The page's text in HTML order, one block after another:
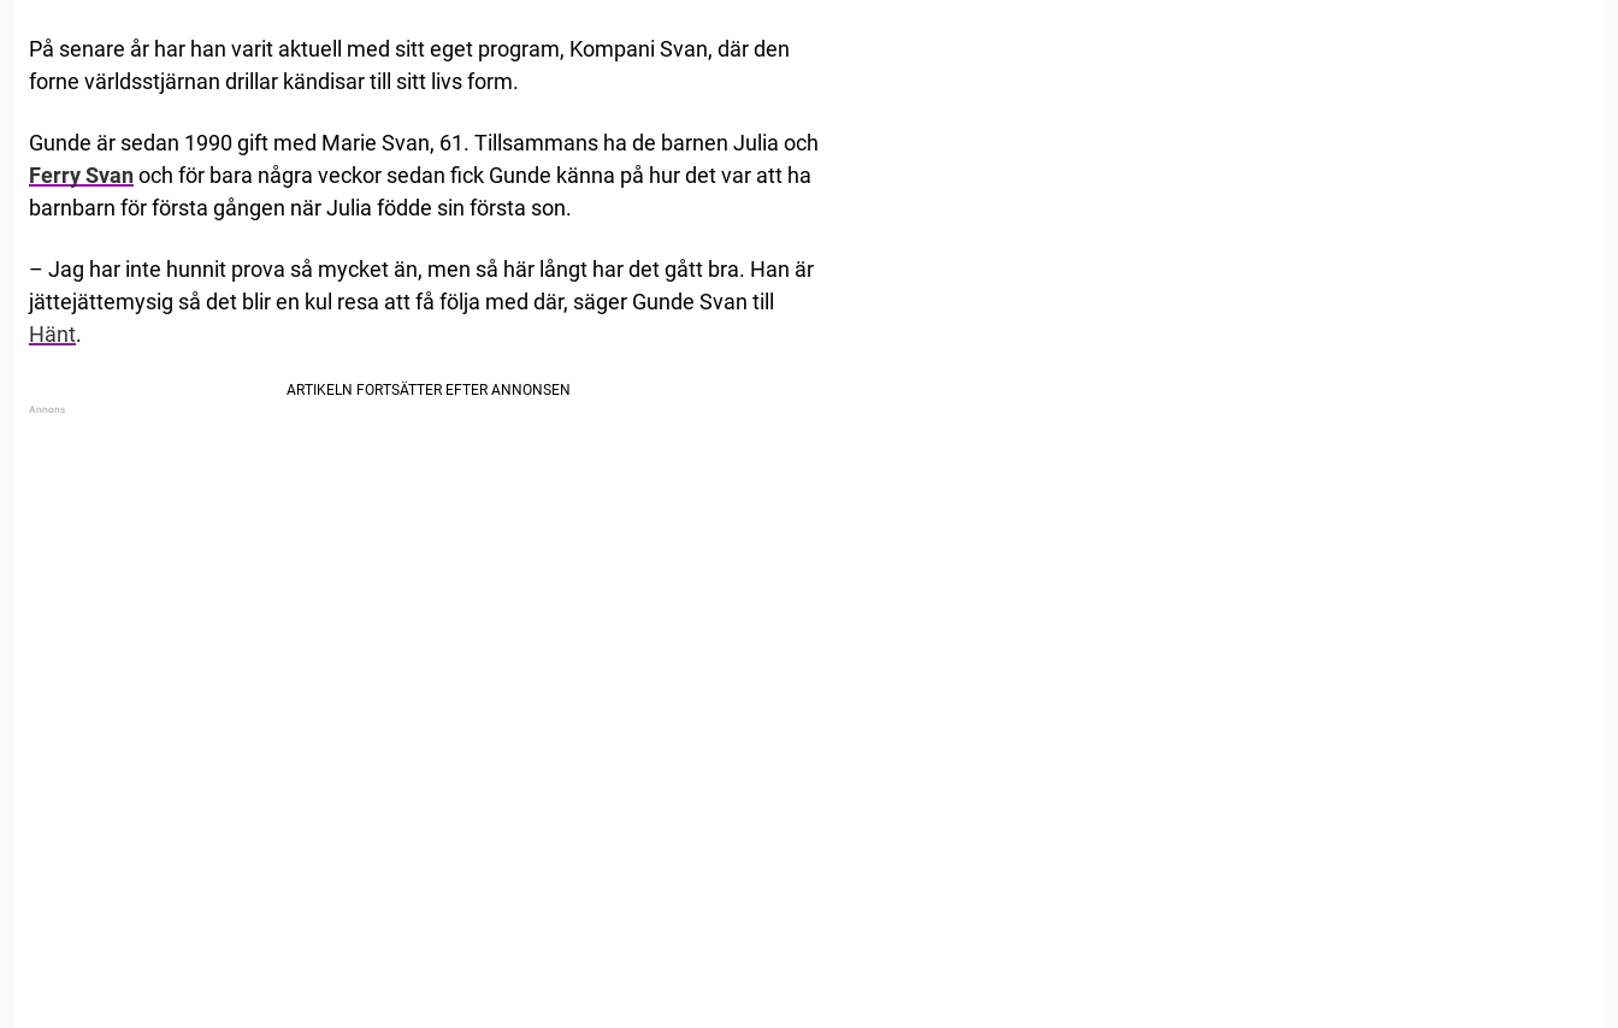
På senare år har han varit aktuell med sitt eget program, Kompani Svan, där den
forne världsstjärnan drillar kändisar till sitt livs form.
Gunde är sedan 1990 gift med Marie Svan, 61. Tillsammans ha de barnen Julia och
Ferry Svanoch för bara några veckor sedan fick Gunde känna på hur det var att ha
barnbarn för första gången när Julia födde sin första son.
– Jag har inte hunnit prova så mycket än, men så här långt har det gått bra. Han är
jättejättemysig så det blir en kul resa att få följa med där, säger Gunde Svan till
Hänt.